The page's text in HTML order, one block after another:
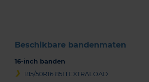
Beschikbare bandenmaten
16-inch banden
185/50R16 85H EXTRALOAD